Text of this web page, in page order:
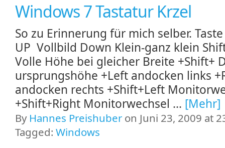
Windows 7 Tastatur Krzel
So zu Erinnerung für mich selber.
UP Vollbild Down Klein-ganz klein
Volle Höhe bei gleicher Breite +Shift+
ursprungshöhe +Left andocken links
andocken rechts +Shift+Left
+Shift+Right Monitorwechsel ... [Mehr]
By Hannes Preishuber on Juni 23, 2009 at
Tagged: Windows